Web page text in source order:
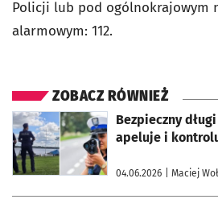
Policji lub pod ogólnokrajowym
alarmowym: 112.
ZOBACZ RÓWNIEŻ
Bezpieczny
apeluje i
04.06.2026 | Maciej
otworzy się w nowej karcie